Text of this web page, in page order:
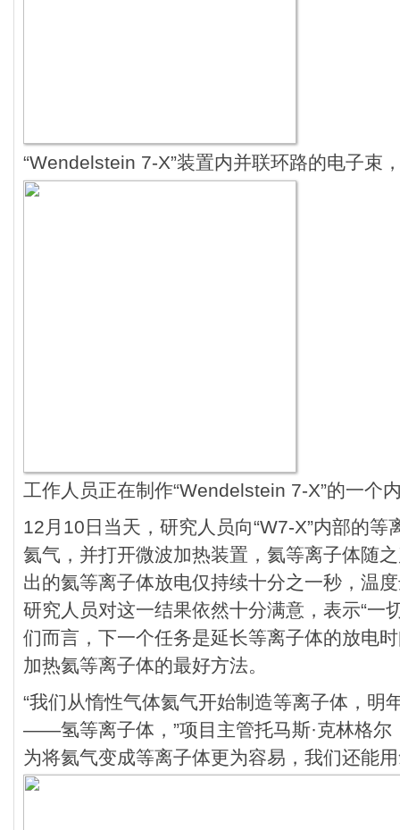
“Wendelstein 7-X”装置内并联环路的电子束
工作人员正在制作“Wendelstein 7-X”的一个
12月10日当天，研究人员向“W7-X”内部的
氦气，并打开微波加热装置，氦等离子体随
出的氦等离子体放电仅持续十分之一秒，温
研究人员对这一结果依然十分满意，表示“一
们而言，下一个任务是延长等离子体的放电
加热氦等离子体的最好方法。
“我们从惰性气体氦气开始制造等离子体，明
——氢等离子体，”项目主管托马斯·克林格尔
为将氦气变成等离子体更为容易，我们还能